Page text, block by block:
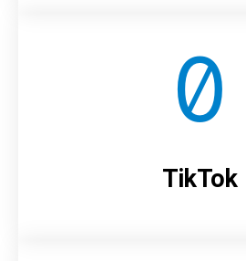
TikTok